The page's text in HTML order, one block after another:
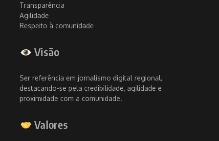
Transparência
Agilidade
Respeito à comunidade
Visão
Ser referência em jornalismo digital regional,
destacando-se pela credibilidade, agilidade e
proximidade com a comunidade.
Valores